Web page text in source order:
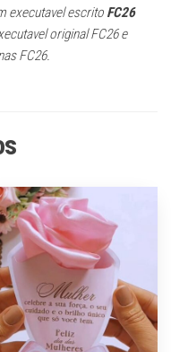
executavel escrito FC26
original FC26 e
FC26.